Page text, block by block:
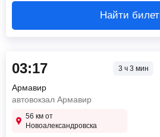
Найти
03:17 3 ч 3 мин
Армавир
автовокзал Армавир
56 км от
Новоалександровска